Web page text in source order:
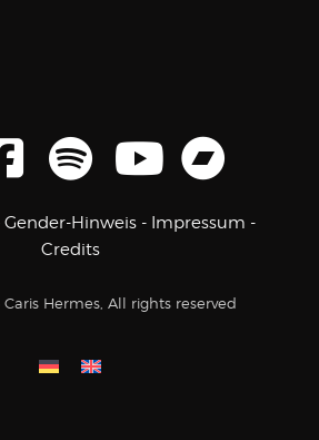
Gender-Hinweis - Impressum -
Credits
Hermes, All rights reserved